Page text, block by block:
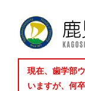
現在、歯学部
いますが、何